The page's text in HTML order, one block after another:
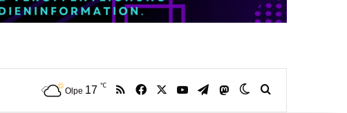
Olpe 17 ℃ RSS Facebook YouTubeTelegramMastodonSkin umschalten